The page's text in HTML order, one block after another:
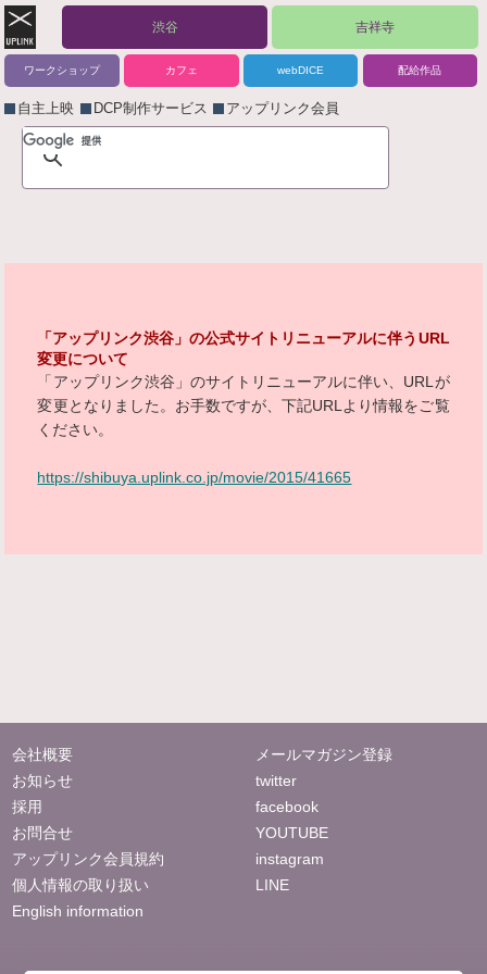
渋谷 吉祥寺
ワークショップ カフェ webDICE 配給作品
自主上映 DCP制作サービス アップリンク会員
「アップリンク渋谷」の公式サイトリニューアルに伴うURL
変更について
「アップリンク渋谷」のサイトリニューアルに伴い、URLが
変更となりました。お手数ですが、下記URLより情報をご覧
ください。
https://shibuya.uplink.co.jp/movie/2015/41665
会社概要
お知らせ
採用
お問合せ
アップリンク会員規約
個人情報の取り扱い
English information
メールマガジン登録
twitter
facebook
YOUTUBE
instagram
LINE